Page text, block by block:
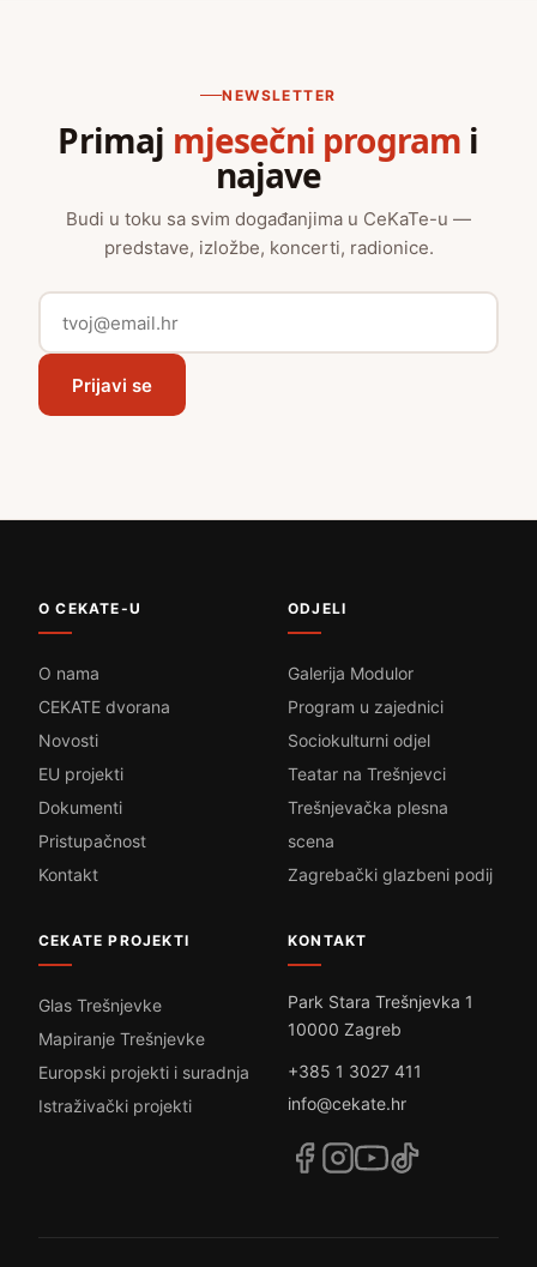
NEWSLETTER
Primaj mjesečni program i
najave
Budi u toku sa svim događanjima u CeKaTe-u —
predstave, izložbe, koncerti, radionice.
Prijavi se
O CEKATE-U
O nama
CEKATE dvorana
Novosti
EU projekti
Dokumenti
Pristupačnost
Kontakt
ODJELI
Galerija Modulor
Program u zajednici
Sociokulturni odjel
Teatar na Trešnjevci
Trešnjevačka plesna
scena
Zagrebački glazbeni podij
CEKATE PROJEKTI
Glas Trešnjevke
Mapiranje Trešnjevke
Europski projekti i suradnja
Istraživački projekti
KONTAKT
Park Stara Trešnjevka 1
10000 Zagreb
+385 1 3027 411
info@cekate.hr